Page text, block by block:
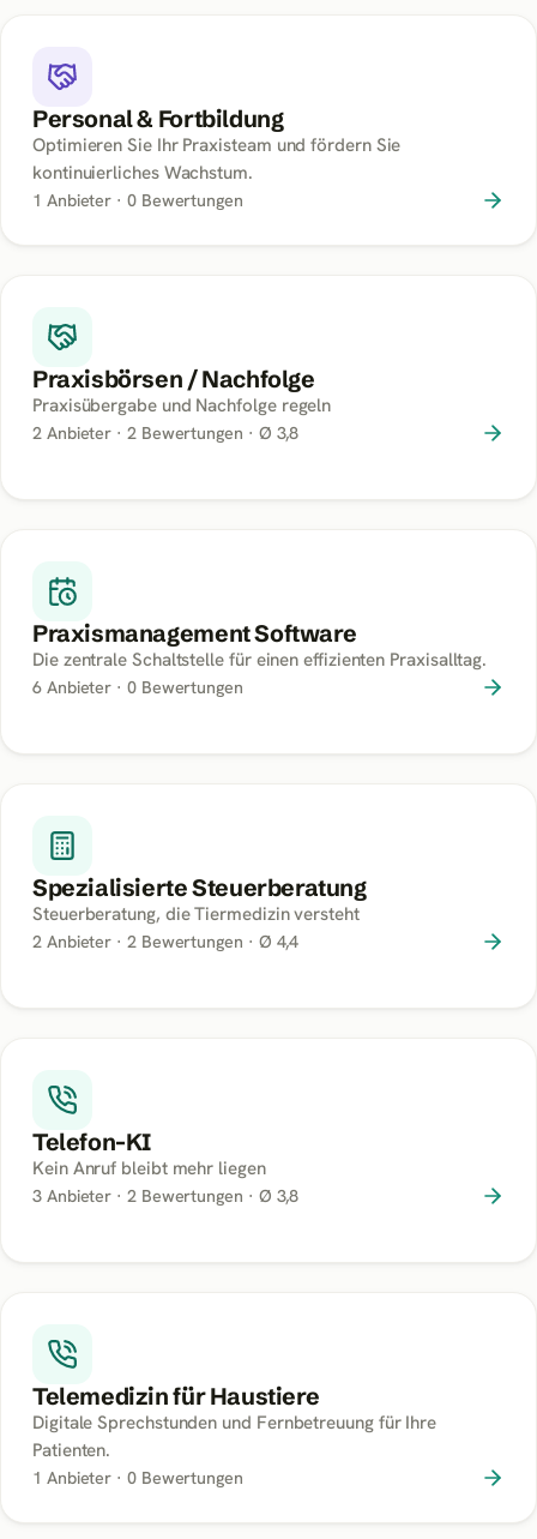
Personal & Fortbildung
Optimieren Sie Ihr Praxisteam und fördern Sie
kontinuierliches Wachstum.
1 Anbieter · 0Bewertungen
Praxisbörsen / Nachfolge
Praxisübergabe und Nachfolge regeln
2Anbieter · 2Bewertungen · Ø 3,8
Praxismanagement Software
Die zentrale Schaltstelle für einen effizienten Praxisalltag.
6Anbieter · 0Bewertungen
Spezialisierte Steuerberatung
Steuerberatung, die Tiermedizin versteht
2Anbieter · 2Bewertungen · Ø 4,4
Telefon-KI
Kein Anruf bleibt mehr liegen
3Anbieter · 2Bewertungen · Ø 3,8
Telemedizin für Haustiere
Digitale Sprechstunden und Fernbetreuung für Ihre
Patienten.
1 Anbieter · 0Bewertungen